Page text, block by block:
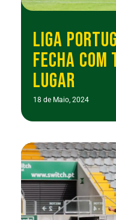
LIGA
FECHA COM
LUGAR
18 de Maio, 2024